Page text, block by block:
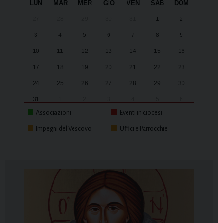
LUN MAR MER GIO VEN SAB DOM
1 2
3 4 5 6 7 8 9
10 11 12 13 14 15 16
17 18 19 20 21 22 23
24 25 26 27 28 29 30
31
Associazioni
Eventi in diocesi
Impegni del Vescovo Uffici e Parrocchie